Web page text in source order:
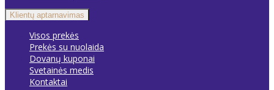
Klientų aptarnavimas
Visos prekės
Prekės su nuolaida
Dovanų kuponai
Svetainės medis
Kontaktai